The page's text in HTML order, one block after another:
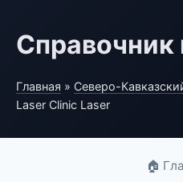
Справочник
Главная » Северо-
Laser Clinic Laser
🏠